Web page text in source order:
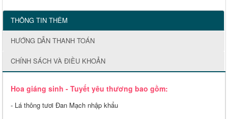
THÔNG TIN THÊM
HƯỚNG DẪN THANH TOÁN
CHÍNH SÁCH VÀ ĐIỀU KHOẢN
Hoa giáng sinh - Tuyết yêu thương bao gồm:
- Lá thông tươi Đan Mạch nhập khẩu